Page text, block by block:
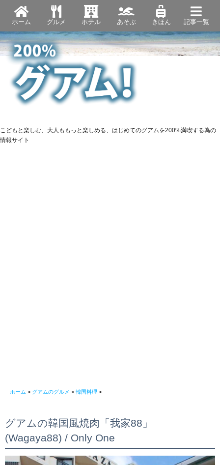
ホーム グルメ ホテル あそぶ きほん 記事一覧
こどもと楽しむ、大人ももっと楽しめる、はじめてのグアムを200%満喫する為の
情報サイト
ホーム > グアムのグルメ > 韓国料理 >
グアムの韓国風焼肉「我家88」
(Wagaya88) / Only One